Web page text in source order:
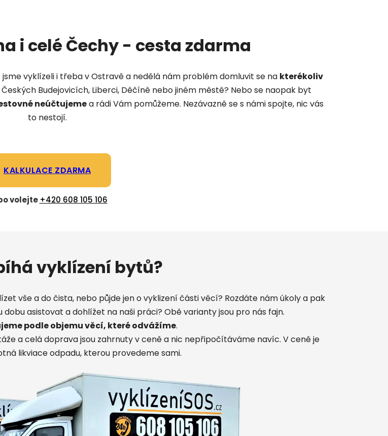
i celé Čechy - cesta zdarma
vyklízeli i třeba v Ostravě a nedělá nám problém domluvit se na kterékoliv
Budejovicích, Liberci, Děčíně nebo jiném městě? Nebo se naopak byt
neúčtujemea rádi Vám pomůžeme. Nezávazně se s námi spojte, nic vás
to nestojí.
KALKULACE ZDARMA
volejte +420 608 105 106
vyklízení bytů?
vše a do čista, nebo půjde jen o vyklizení části věcí? Rozdáte nám úkoly a pak
asistovat a dohlížet na naši práci? Obě varianty jsou pro nás fajn.
podle objemu věcí, které odvážíme.
a celá doprava jsou zahrnuty v ceně a nic nepřipočítáváme navíc. V ceně je
likviace odpadu, kterou provedeme sami.